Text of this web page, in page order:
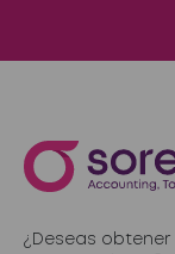
¿Deseas